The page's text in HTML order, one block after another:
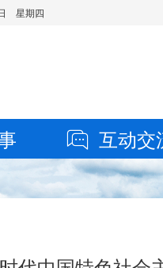
星期四
互动交